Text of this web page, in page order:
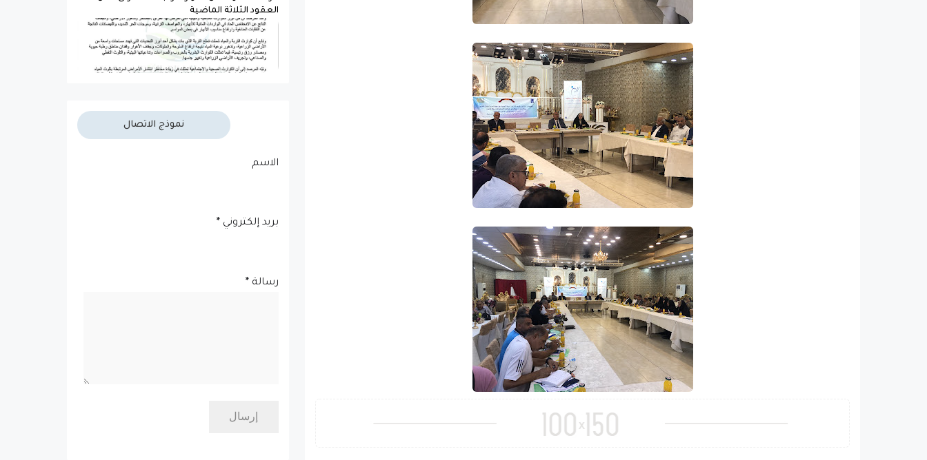
العقود الثلاثة الماضية
نموذج الاتصال
الاسم
بريد إلكتروني *
رسالة *